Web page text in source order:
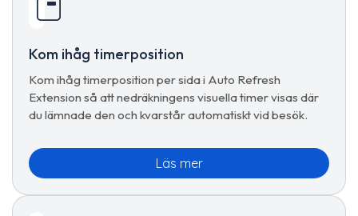
Kom ihåg timerposition
Kom ihåg timerposition per sida i Auto Refresh
Extension så att nedräkningens visuella timer visas där
du lämnade den och kvarstår automatiskt vid besök.
Läs mer